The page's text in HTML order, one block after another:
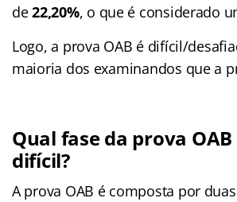
de22,20%, o que é considerado
Logo, a prova OAB é difícil/
maioria dos examinandos que a
Qual fase da prova
difícil?
A prova OAB é composta por